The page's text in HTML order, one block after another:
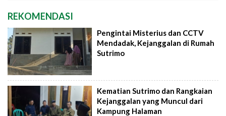
REKOMENDASI
Pengintai Misterius dan CCTV
Mendadak, Kejanggalan di Rumah
Sutrimo
Kematian Sutrimo dan Rangkaian
Kejanggalan yang Muncul dari
Kampung Halaman